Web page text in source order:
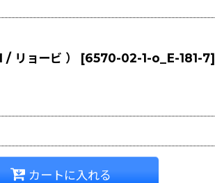
リョービ ） [6570-02-1-o_E-181-7]
カートに入れる